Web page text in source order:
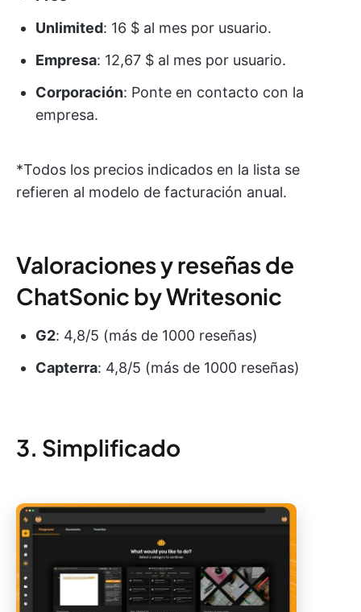
Unlimited: 16 $ al mes por usuario.
Empresa: 12,67 $ al mes por usuario.
Corporación: Ponte en contacto con la
empresa.
*Todos los precios indicados en la lista se
refieren al modelo de facturación anual.
Valoraciones y reseñas de
ChatSonic by Writesonic
G2: 4,8/5 (más de 1000 reseñas)
Capterra: 4,8/5 (más de 1000 reseñas)
3. Simplificado